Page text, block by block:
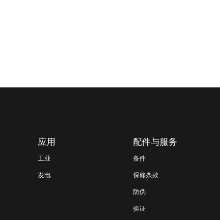
应用
工业
发电
配件与服务
备件
保修条款
防伪
验证